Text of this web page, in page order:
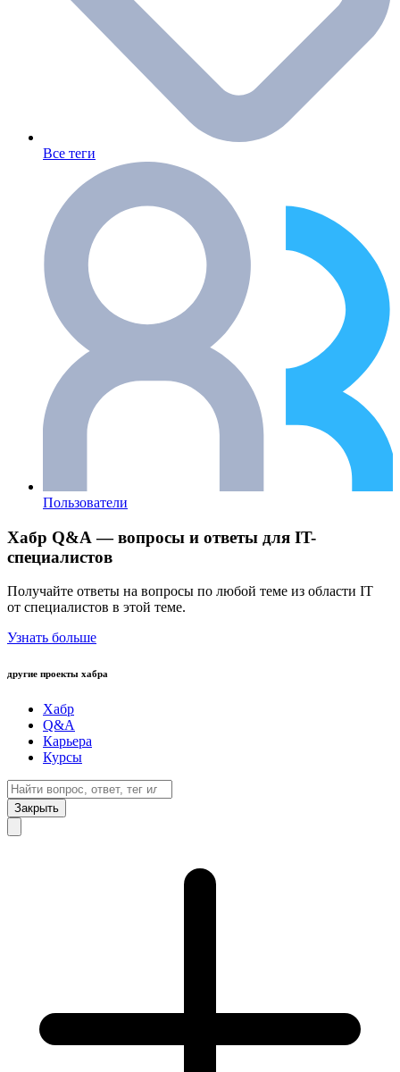
Все теги
Пользователи
Хабр Q&A — вопросы и ответы для IT-
специалистов
Получайте ответы на вопросы по любой теме из области IT
от специалистов в этой теме.
Узнать больше
другие проекты хабра
Хабр
Q&A
Карьера
Курсы
Закрыть